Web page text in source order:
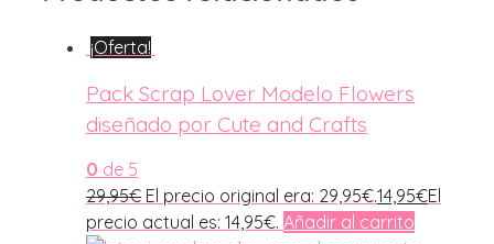
¡Oferta!
Pack Scrap Lover Modelo Flowers
diseñado por Cute and Crafts
0 de 5
29,95€ El precio original era: 29,95€.14,95€El
precio actual es: 14,95€. Añadir al carrito